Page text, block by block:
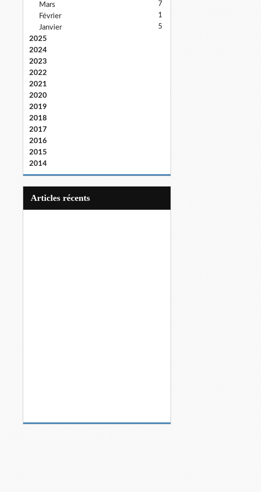
Mars 7
Février 1
Janvier 5
2025
2024
2023
2022
2021
2020
2019
2018
2017
2016
2015
2014
articles récents